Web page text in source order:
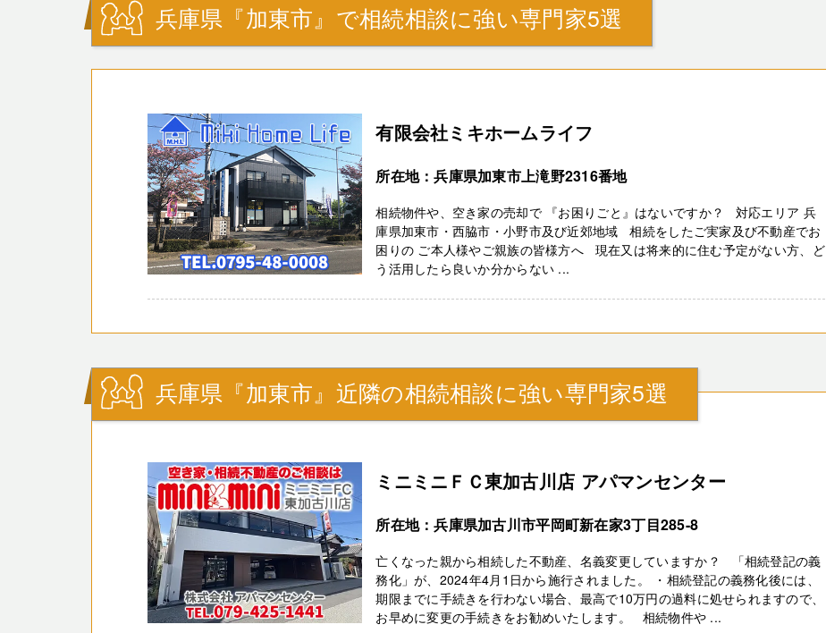
兵庫県『加東市』で相続相談に強い専門家5選
有限会社ミキホームライフ
所在地：兵庫県加東市上滝野2316番地
相続物件や、空き家の売却で 『お困りごと』はないですか？ 対応エリア 兵
庫県加東市・西脇市・小野市及び近郊地域 相続をしたご実家及び不動産でお
困りの ご本人様やご親族の皆様方へ 現在又は将来的に住む予定がない方、ど
う活用したら良いか分からない ...
兵庫県『加東市』近隣の相続相談に強い専門家5選
ミニミニＦＣ東加古川店 アパマンセンター
所在地：兵庫県加古川市平岡町新在家3丁目285-8
亡くなった親から相続した不動産、名義変更していますか？ 「相続登記の義
務化」が、2024年4月1日から施行されました。 ・相続登記の義務化後には、
期限までに手続きを行わない場合、最高で10万円の過料に処せられますので、
お早めに変更の手続きをお勧めいたします。 相続物件や ...